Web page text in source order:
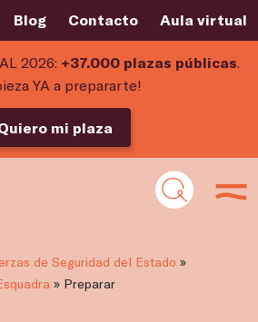
Blog Contacto Aula virtual
2026: +37.000 plazas públicas.
YA a prepararte!
mi plaza
de Seguridad del Estado »
» Preparar